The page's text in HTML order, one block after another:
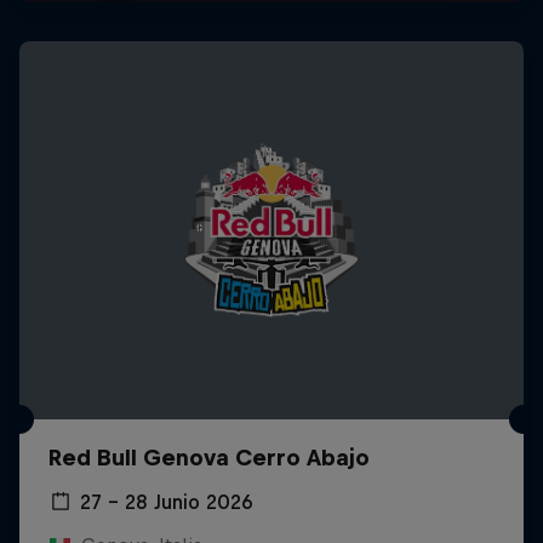
Red Bull Genova Cerro Abajo
27 – 28 Junio 2026